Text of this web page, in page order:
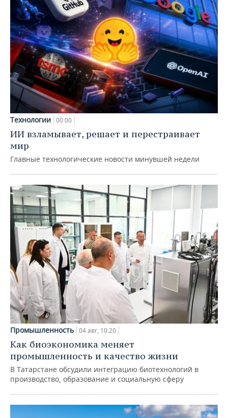
Технологии 00:00
ИИ взламывает, решает и перестраивает
мир
Главные технологические новости минувшей недели
Промышленность 04 авг, 10:20
Как биоэкономика меняет
промышленность и качество жизни
В Татарстане обсудили интеграцию биотехнологий в
производство, образование и социальную сферу